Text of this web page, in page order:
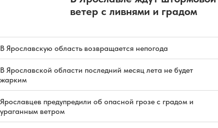
ветер с ливнями и градом
В Ярославскую область возвращается непогода
В Ярославской области последний месяц лета не будет
жарким
Ярославцев предупредили об опасной грозе с градом и
ураганным ветром